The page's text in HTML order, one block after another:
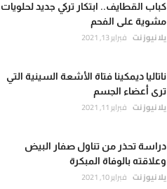
كباب القطايف.. ابتكار تركي جديد لحلويات
مشوية على الفحم
يلا نيوز نت فبراير 13, 2021
ناتاليا ديمكينا فتاة الأشعة السينية التي
ترى أعضاء الجسم
يلا نيوز نت فبراير 11, 2021
دراسة تحذر من تناول صفار البيض
وعلاقته بالوفاة المبكرة
يلا نيوز نت فبراير 10, 2021